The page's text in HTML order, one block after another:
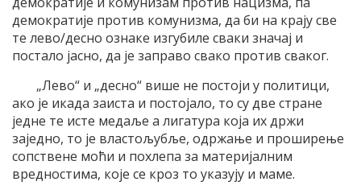
демократије против комунизма, да би на крају све
те лево/десно ознаке изгубиле сваки значај и
постало јасно, да је заправо свако против сваког.
„Лево“ и „десно“ више не постоји у политици,
ако је икада заиста и постојало, то су две стране
једне те исте медаље а лигатура која их држи
заједно, то је властољубље, одржање и проширење
сопствене моћи и похлепа за материјалним
вредностима, које се кроз то указују и маме.